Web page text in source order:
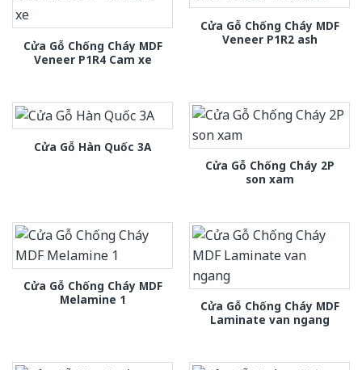
Cửa Gỗ Chống Cháy MDF
Veneer P1R4 Cam xe
Cửa Gỗ Chống Cháy MDF
Veneer P1R2 ash
Cửa Gỗ Hàn Quốc 3A
Cửa Gỗ Chống Cháy 2P
son xam
Cửa Gỗ Chống Cháy MDF
Melamine 1
Cửa Gỗ Chống Cháy MDF
Laminate van ngang